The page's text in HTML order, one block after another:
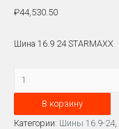
₽44,530.50
Шина 16.9 24 STARMAXX
Количество
Шина
24
В корзину
Категории: Шины 16.9-24,